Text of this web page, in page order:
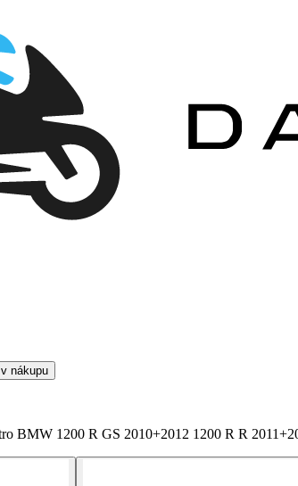
nákupu
BMW 1200 R GS 2010+2012 1200 R R